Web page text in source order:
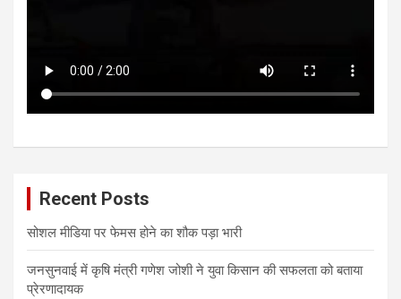
Recent Posts
सोशल मीडिया पर फेमस होने का शौक पड़ा भारी
जनसुनवाई में कृषि मंत्री गणेश जोशी ने युवा किसान की सफलता को बताया
प्रेरणादायक